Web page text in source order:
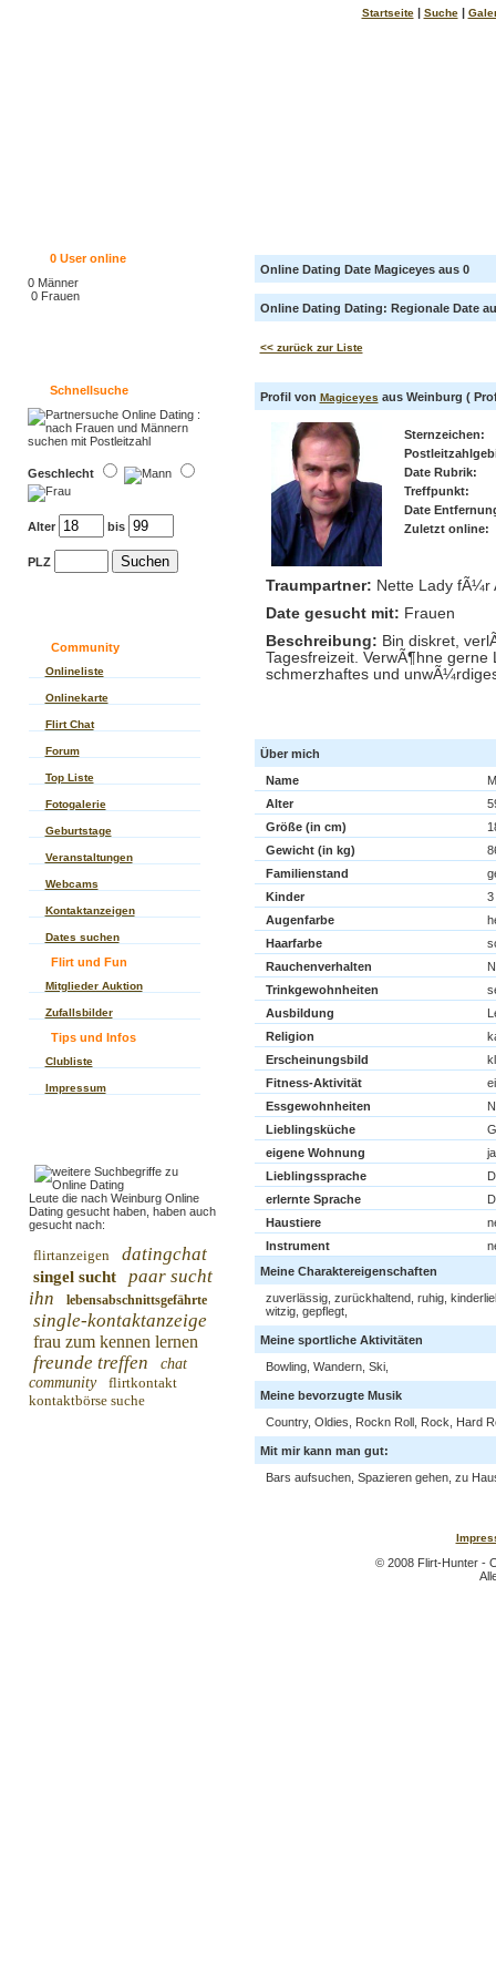
Startseite | Suche |
0User online
0 Männer
0 Frauen
Schnellsuche
Geschlecht
Alter bis
PLZ
Community
Onlineliste
Onlinekarte
Flirt Chat
Forum
Top Liste
Fotogalerie
Geburtstage
Veranstaltungen
Webcams
Kontaktanzeigen
Dates suchen
Flirt und Fun
Mitglieder Auktion
Zufallsbilder
Tips und Infos
Clubliste
Impressum
Leute die nach Weinburg Online
Dating gesucht haben, haben auch
gesucht nach:
flirtanzeigen datingchat
singel sucht
paar sucht
ihn
lebensabschnittsgefährte
single-kontaktanzeige
frau zum kennen lernen
freunde treffen
chat
community
flirtkontakt
kontaktbörse suche
Online Dating Date Magiceyes aus 0
Online Dating Dating: Regionale Date
<< zurück zur Liste
Profil von Magiceyes aus Weinburg (
Sternzeichen:
Date Rubrik:
Treffpunkt:
Date
Zuletzt online:
Traumpartner: Nette Lady fÃ¼r
Date gesucht mit: Frauen
Beschreibung: Bin diskret,
Tagesfreizeit. VerwÃ¶hne
schmerzhaftes und
Über mich
Name
Alter
Größe (in cm)
Gewicht (in kg)
Familienstand
Kinder
3
Augenfarbe
Haarfarbe
Rauchenverhalten
Trinkgewohnheiten
Ausbildung
Religion
Erscheinungsbild
Fitness-Aktivität
Essgewohnheiten
Lieblingsküche
eigene Wohnung
ja
Lieblingssprache
erlernte Sprache
Haustiere
Instrument
Meine Charaktereigenschaften
zuverlässig, zurückhaltend, ruhig,
witzig, gepflegt,
Meine sportliche Aktivitäten
Bowling, Wandern, Ski,
Meine bevorzugte Musik
Country, Oldies, Rockn Roll, Rock, Hard
Mit mir kann man gut:
Bars aufsuchen, Spazieren gehen, zu
© 2008 Flirt-Hunter -